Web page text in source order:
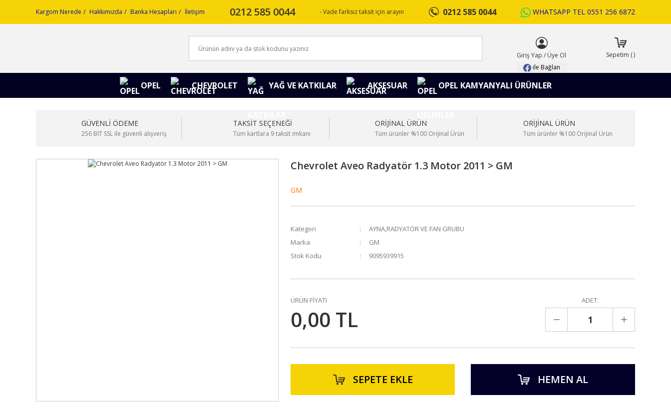
Kargom Nerede Hakkımızda Banka Hesapları İletişim 0212 585 0044 - Vade farksız taksit için arayın 0212 585 0044 WHATSAPP TEL 0551 256 6872
Giriş Yap / Üye Ol
ile Bağlan
Sepetim ()
OPEL CHEVROLET YAĞ VE KATKILAR AKSESUAR OPEL KAMYANYALI ÜRÜNLER
GÜVENLİ ÖDEME
256 BİT SSL ile güvenli alışveriş
TAKSİT SEÇENEĞİ
Tüm kartlara 9 taksit imkanı
ORİJİNAL ÜRÜN
Tüm ürünler %100 Orijinal Ürün
ORİJİNAL ÜRÜN
Tüm ürünler %100 Orijinal Ürün
Chevrolet Aveo Radyatör 1.3 Motor 2011 > GM
GM
Kategori
AYNA,RADYATÖR VE FAN GRUBU
Marka
GM
Stok Kodu
9095939915
ÜRÜN FİYATI
0,00 TL
ADET:
SEPETE EKLE HEMEN AL